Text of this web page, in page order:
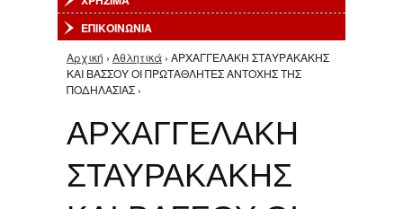
ΕΠΙΚΟΙΝΩΝΙΑ
Είστε εδώ
Αρχική › Αθλητικά › ΑΡΧΑΓΓΕΛΑΚΗ ΣΤΑΥΡΑΚΑΚΗΣ
ΚΑΙ ΒΑΣΣΟΥ ΟΙ ΠΡΩΤΑΘΛΗΤΕΣ ΑΝΤΟΧΗΣ ΤΗΣ
ΠΟΔΗΛΑΣΙΑΣ ›
ΑΡΧΑΓΓΕΛΑΚΗ
ΣΤΑΥΡΑΚΑΚΗΣ